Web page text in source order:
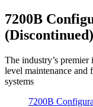
7200B
(Discontinued)
The industry’s
level maintenance and
systems
7200B